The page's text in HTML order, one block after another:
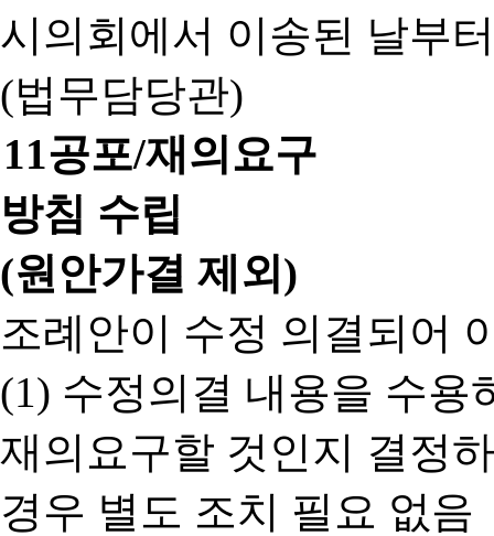
시의회에서 이송된 날부
(법무담당관)
11공포/재의요구
방침 수립
(원안가결 제외)
조례안이 수정 의결되어
(1) 수정의결 내용을 수용
재의요구할 것인지 결정
경우 별도 조치 필요 없음